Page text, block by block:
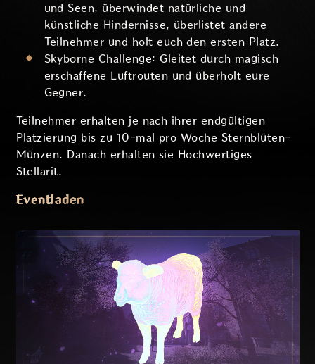
und Seen, überwindet natürliche und
künstliche Hindernisse, überlistet andere
Teilnehmer und holt euch den ersten Platz.
Skyborne Challenge: Gleitet durch magisch
erschaffene Luftrouten und überholt eure
Gegner.
Teilnehmer erhalten je nach ihrer endgültigen
Platzierung bis zu 10-mal pro Woche Sternblüten-
Münzen. Danach erhalten sie Hochwertiges
Stellarit.
Eventladen